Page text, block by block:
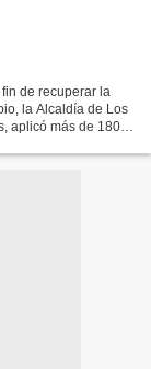
de recuperar la
la Alcaldía de Los
aplicó más de 180